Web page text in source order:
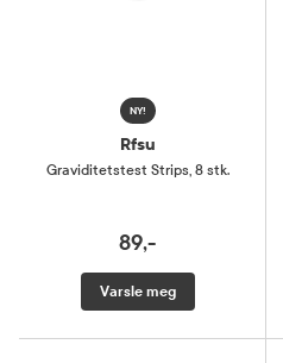
NY!
Rfsu
Graviditetstest Strips, 8 stk.
89,-
Varsle meg